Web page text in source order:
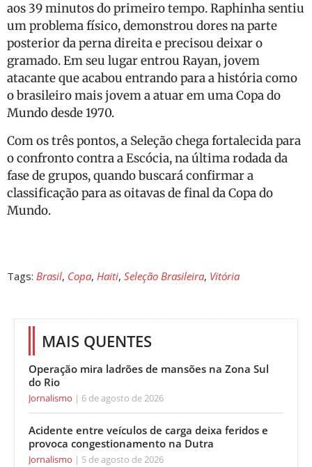
aos 39 minutos do primeiro tempo. Raphinha sentiu
um problema físico, demonstrou dores na parte
posterior da perna direita e precisou deixar o
gramado. Em seu lugar entrou Rayan, jovem
atacante que acabou entrando para a história como
o brasileiro mais jovem a atuar em uma Copa do
Mundo desde 1970.
Com os três pontos, a Seleção chega fortalecida para
o confronto contra a Escócia, na última rodada da
fase de grupos, quando buscará confirmar a
classificação para as oitavas de final da Copa do
Mundo.
Tags: Brasil, Copa, Haiti, Seleção Brasileira, Vitória
MAIS QUENTES
Operação mira ladrões de mansões na Zona Sul
do Rio
Jornalismo 6 de agosto de 2026
Acidente entre veículos de carga deixa feridos e
provoca congestionamento na Dutra
Jornalismo 5 de agosto de 2026